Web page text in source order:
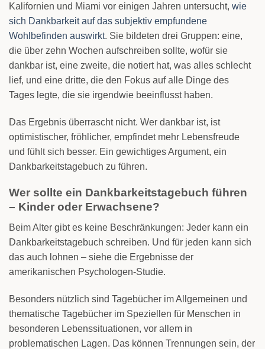
Kalifornien und Miami vor einigen Jahren untersucht, wie
sich Dankbarkeit auf das subjektiv empfundene
Wohlbefinden auswirkt. Sie bildeten drei Gruppen: eine,
die über zehn Wochen aufschreiben sollte, wofür sie
dankbar ist, eine zweite, die notiert hat, was alles schlecht
lief, und eine dritte, die den Fokus auf alle Dinge des
Tages legte, die sie irgendwie beeinflusst haben.
Das Ergebnis überrascht nicht. Wer dankbar ist, ist
optimistischer, fröhlicher, empfindet mehr Lebensfreude
und fühlt sich besser. Ein gewichtiges Argument, ein
Dankbarkeitstagebuch zu führen.
Wer sollte ein Dankbarkeitstagebuch führen
– Kinder oder Erwachsene?
Beim Alter gibt es keine Beschränkungen: Jeder kann ein
Dankbarkeitstagebuch schreiben. Und für jeden kann sich
das auch lohnen – siehe die Ergebnisse der
amerikanischen Psychologen-Studie.
Besonders nützlich sind Tagebücher im Allgemeinen und
thematische Tagebücher im Speziellen für Menschen in
besonderen Lebenssituationen, vor allem in
problematischen Lagen. Das können Trennungen sein, der